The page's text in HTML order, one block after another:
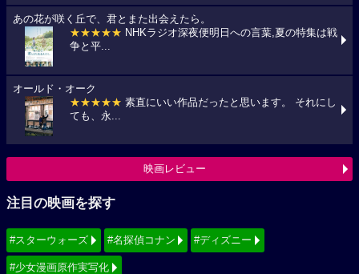
あの花が咲く丘で、君とまた出会えたら。
★★★★★ NHKラジオ深夜便明日への言葉,夏の特集は戦
争と平...
オールド・オーク
★★★★★ 素直にいい作品だったと思います。 それにし
ても、永...
映画レビュー
注目の映画を探す
#スターウォーズ #名探偵コナン #ディズニー
#少女漫画原作実写化